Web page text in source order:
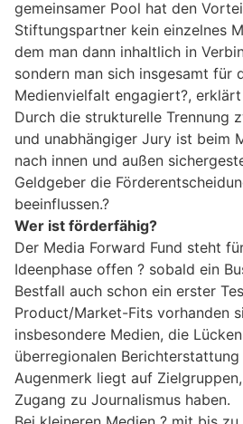
gemeinsamer Pool hat den
Stiftungspartner kein einzelnes
dem man dann inhaltlich in
sondern man sich insgesamt für
Medienvielfalt engagiert?,
Durch die strukturelle Trennung
und unabhängiger Jury ist beim
nach innen und außen
Geldgeber die
beeinflussen.?
Wer ist förderfähig?
Der Media Forward Fund steht
Ideenphase offen ? sobald ein
Bestfall auch schon ein erster
Product/Market-Fits vorhanden
insbesondere Medien, die
überregionalen
Augenmerk liegt auf
Zugang zu Journalismus haben.